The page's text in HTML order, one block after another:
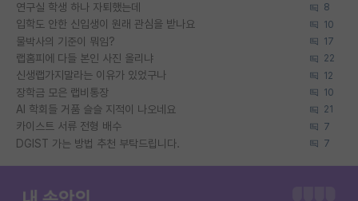
연구실 학생 하나 자퇴했는데 8
입학도 안한 신입생이 원래 관심을 받나요 10
물박사의 기준이 뭐임? 17
랩홈피에 다들 본인 사진 올리냐 22
신생랩가지말라는 이유가 있었구나 12
장학금 모은 랩비통장 10
AI 학회들 거품 슬슬 지적이 나오네요 21
카이스트 서류 전형 배수 7
DGIST 가는 방법 추천 부탁드립니다. 7